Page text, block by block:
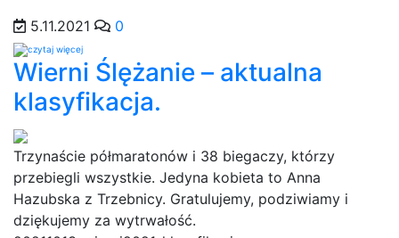
5.11.2021
0
Wierni Ślężanie – aktualna
klasyfikacja.
Trzynaście półmaratonów i 38 biegaczy, którzy
przebiegli wszystkie. Jedyna kobieta to Anna
Hazubska z Trzebnicy. Gratulujemy, podziwiamy i
dziękujemy za wytrwałość.